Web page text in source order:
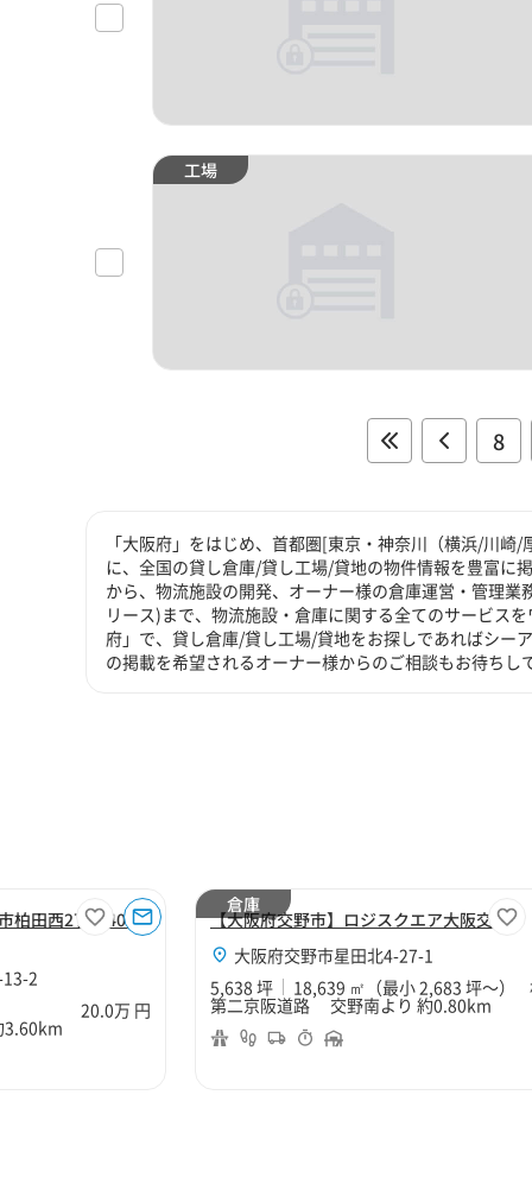
工場
8
「大阪府」をはじめ、首都圏[東京・神奈川（横浜/川
に、全国の貸し倉庫/貸し工場/貸地の物件情報を豊富に
から、物流施設の開発、オーナー様の倉庫運営・管理
リース)まで、物流施設・倉庫に関する全てのサービス
府」で、貸し倉庫/貸し工場/貸地をお探しであればシー
の掲載を希望されるオーナー様からのご相談もお待ちし
柏田西2丁目40坪
2
20.0万 円
【大阪府交野市】ロジスクエア大阪交野
大阪府交野市星田北4-27-1
5,638 坪
18,639 ㎡ （最小 2,683 坪～）
第二京阪道路 交野南より 約0.80km
倉庫